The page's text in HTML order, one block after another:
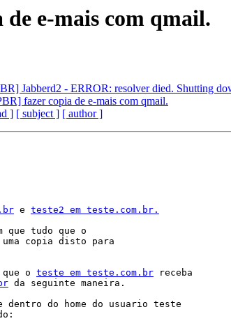
e-mais com qmail.
Jabberd2 - ERROR: resolver died. Shutting
fazer copia de e-mais com qmail.
] [ subject ] [ author ]
e teste2 em teste.com.br.
o teste em teste.com.br receba
da seguinte maneira.
dentro do home do usuario teste